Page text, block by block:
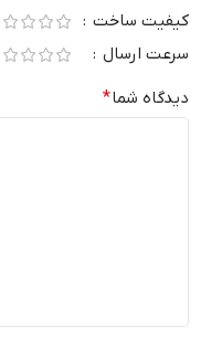
کیفیت ساخت
سرعت ارسال
دیدگاه شما*